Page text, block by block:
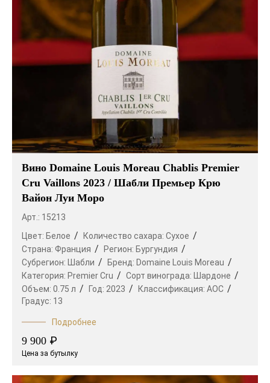
Вино Domaine Louis Moreau Chablis Premier
Cru Vaillons 2023 / Шабли Премьер Крю
Вайон Луи Моро
Арт.: 15213
Цвет: Белое Количество сахара: Сухое
Страна: Франция Регион: Бургундия
Субрегион:
Шабли Бренд: Domaine Louis Moreau
Категория: Premier Cru Сорт винограда:
Шардоне
Объем: 0.75 л Год: 2023 Классификация: AOC
Градус: 13
Подробнее
9 900 ₽
Цена за бутылку